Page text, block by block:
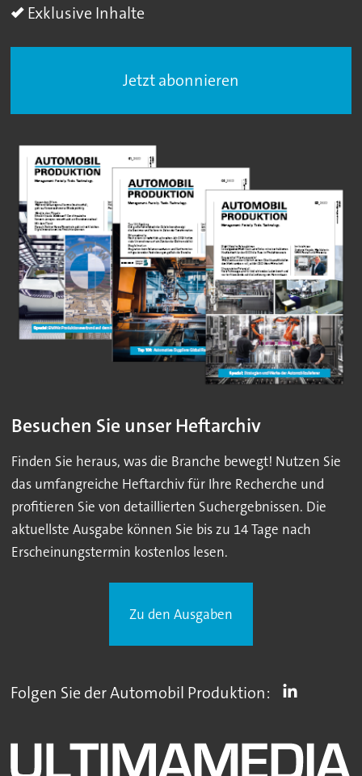
Exklusive Inhalte
Jetzt abonnieren
Besuchen Sie unser Heftarchiv
Finden Sie heraus, was die Branche bewegt! Nutzen Sie
das umfangreiche Heftarchiv für Ihre Recherche und
profitieren Sie von detaillierten Suchergebnissen. Die
aktuellste Ausgabe können Sie bis zu 14 Tage nach
Erscheinungstermin kostenlos lesen.
Zu den Ausgaben
Folgen Sie der Automobil Produktion: